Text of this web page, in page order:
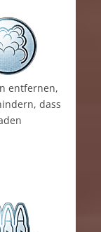
entfernen,
dass